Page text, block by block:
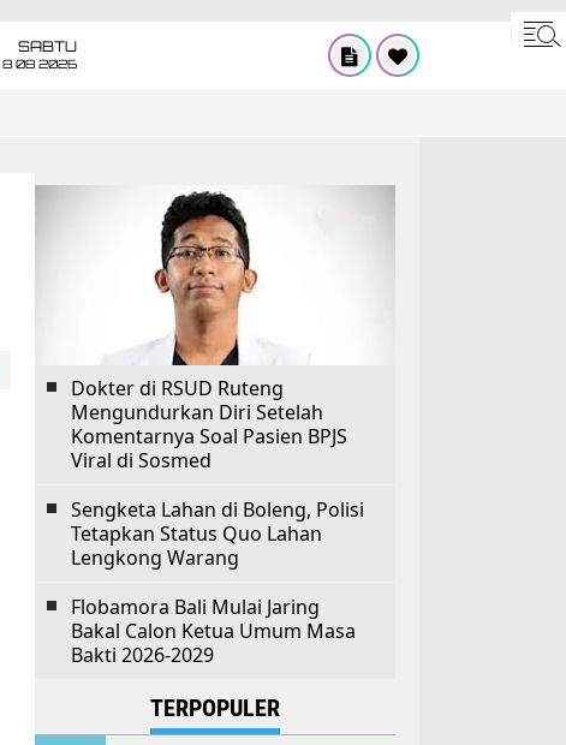
SABTU
8 08 2026
Dokter di RSUD Ruteng
Mengundurkan Diri Setelah
Komentarnya Soal Pasien BPJS
Viral di Sosmed
Sengketa Lahan di Boleng, Polisi
Tetapkan Status Quo Lahan
Lengkong Warang
Flobamora Bali Mulai Jaring
Bakal Calon Ketua Umum Masa
Bakti 2026-2029
TERPOPULER